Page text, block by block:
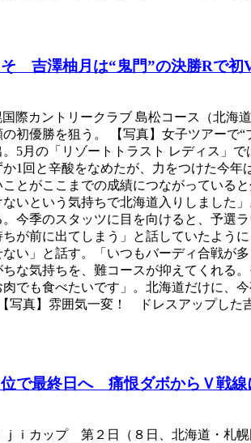
そ 吉澤柚月は“鬼門”の決勝Rで初
カントリークラブ 島松コース（北海
初優勝を狙う。 【写真】女子ツアー
5月の「リゾートトラスト レディス」
1回と辛酸をなめたが、力をつけた今
とがここまでの成績につながっている
いという気持ちで北海道入りしました
今季のスタッツに目を向けると、予選
が前に出てしまう」と話していたよう
い」と話す。「いつもバーディ合戦が
な気持ちを、難コースが抑えてくれる
でも食べたいです」。北海道だけに
真】雰囲気一変！ ドレスアップし
で最終日へ 痛恨ダボからＶ戦線
ｉカップ 第２日（８日、北海道・札